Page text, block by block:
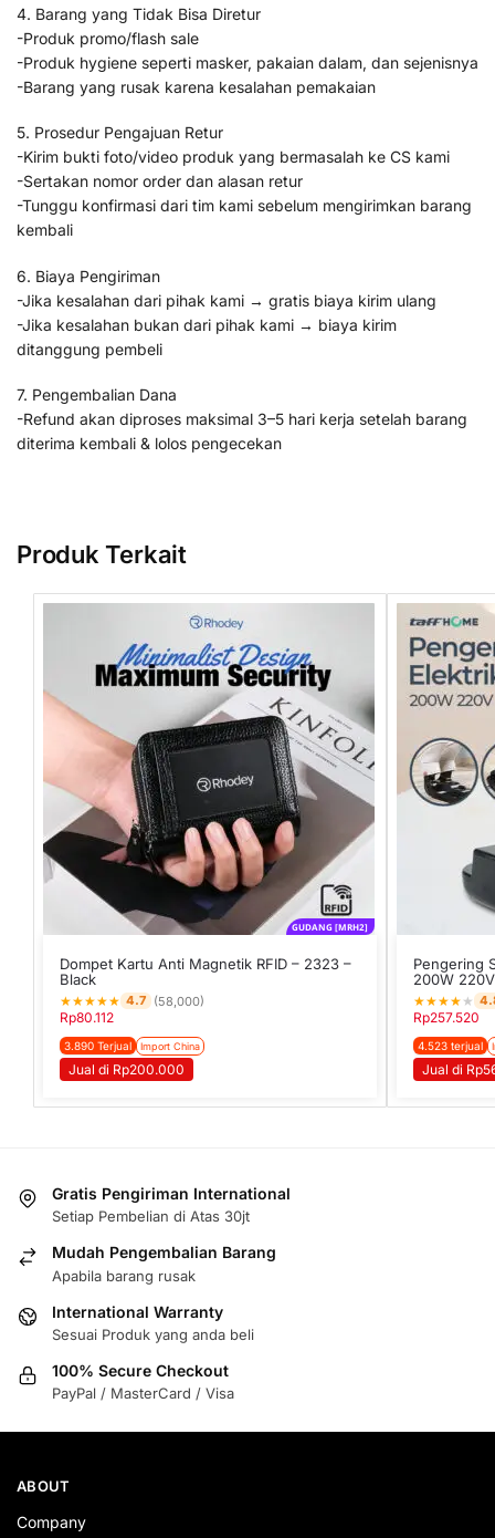
4. Barang yang Tidak Bisa Diretur
-Produk promo/flash sale
-Produk hygiene seperti masker, pakaian dalam, dan sejenisnya
-Barang yang rusak karena kesalahan pemakaian
5. Prosedur Pengajuan Retur
-Kirim bukti foto/video produk yang bermasalah ke CS kami
-Sertakan nomor order dan alasan retur
-Tunggu konfirmasi dari tim kami sebelum mengirimkan barang
kembali
6. Biaya Pengiriman
-Jika kesalahan dari pihak kami → gratis biaya kirim ulang
-Jika kesalahan bukan dari pihak kami → biaya kirim
ditanggung pembeli
7. Pengembalian Dana
-Refund akan diproses maksimal 3–5 hari kerja setelah barang
diterima kembali & lolos pengecekan
Produk Terkait
GUDANG [MRH2]
Dompet Kartu Anti Magnetik RFID – 2323 –
Black
★★★★★ 4.7 (58,000)
Rp80.112
3.890 Terjual Import China
Jual di Rp200.000
Pengering
200W 220V
★★★★ ★
Rp257.520
4.523 terjual
Jual di
Gratis Pengiriman International
Setiap Pembelian di Atas 30jt
Mudah Pengembalian Barang
Apabila barang rusak
International Warranty
Sesuai Produk yang anda beli
100% Secure Checkout
PayPal / MasterCard / Visa
ABOUT
Company